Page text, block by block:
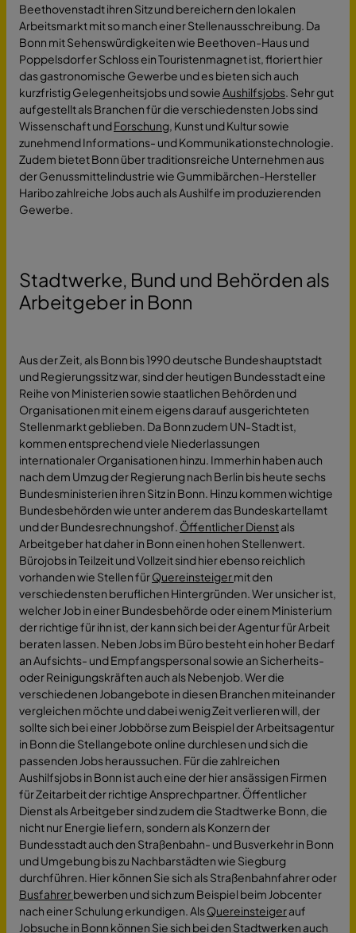
Beethovenstadt ihren Sitz und bereichern den lokalen
Arbeitsmarkt mit so manch einer Stellenausschreibung. Da
Bonn mit Sehenswürdigkeiten wie Beethoven-Haus und
Poppelsdorfer Schloss ein Touristenmagnet ist, floriert hier
das gastronomische Gewerbe und es bieten sich auch
kurzfristig Gelegenheitsjobs und sowieAushilfsjobs. Sehr gut
aufgestellt als Branchen für die verschiedensten Jobs sind
Wissenschaft undForschung, Kunst und Kultur sowie
zunehmend Informations- und Kommunikationstechnologie.
Zudem bietet Bonn über traditionsreiche Unternehmen aus
der Genussmittelindustrie wie Gummibärchen-Hersteller
Haribo zahlreiche Jobs auch als Aushilfe im produzierenden
Gewerbe.
Stadtwerke, Bund und Behörden als
Arbeitgeber in Bonn
Aus der Zeit, als Bonn bis 1990 deutsche Bundeshauptstadt
und Regierungssitz war, sind der heutigen Bundesstadt eine
Reihe von Ministerien sowie staatlichen Behörden und
Organisationen mit einem eigens darauf ausgerichteten
Stellenmarkt geblieben. Da Bonn zudem UN-Stadt ist,
kommen entsprechend viele Niederlassungen
internationaler Organisationen hinzu. Immerhin haben auch
nach dem Umzug der Regierung nach Berlin bis heute sechs
Bundesministerien ihren Sitz in Bonn. Hinzu kommen wichtige
Bundesbehörden wie unter anderem das Bundeskartellamt
und der Bundesrechnungshof. Öffentlicher Dienstals
Arbeitgeber hat daher in Bonn einen hohen Stellenwert.
Bürojobs in Teilzeit und Vollzeit sind hier ebenso reichlich
vorhanden wie Stellen fürQuereinsteigermit den
verschiedensten beruflichen Hintergründen. Wer unsicher ist,
welcher Job in einer Bundesbehörde oder einem Ministerium
der richtige für ihn ist, der kann sich bei der Agentur für Arbeit
beraten lassen. Neben Jobs im Büro besteht ein hoher Bedarf
an Aufsichts- und Empfangspersonal sowie an Sicherheits-
oder Reinigungskräften auch als Nebenjob. Wer die
verschiedenen Jobangebote in diesen Branchen miteinander
vergleichen möchte und dabei wenig Zeit verlieren will, der
sollte sich bei einer Jobbörse zum Beispiel der Arbeitsagentur
in Bonn die Stellangebote online durchlesen und sich die
passenden Jobs heraussuchen. Für die zahlreichen
Aushilfsjobs in Bonn ist auch eine der hier ansässigen Firmen
für Zeitarbeit der richtige Ansprechpartner. Öffentlicher
Dienst als Arbeitgeber sind zudem die Stadtwerke Bonn, die
nicht nur Energie liefern, sondern als Konzern der
Bundesstadt auch den Straßenbahn- und Busverkehr in Bonn
und Umgebung bis zu Nachbarstädten wie Siegburg
durchführen. Hier können Sie sich als Straßenbahnfahrer oder
Busfahrerbewerben und sich zum Beispiel beim Jobcenter
nach einer Schulung erkundigen. AlsQuereinsteigerauf
Jobsuche in Bonn können Sie sich bei den Stadtwerken auch